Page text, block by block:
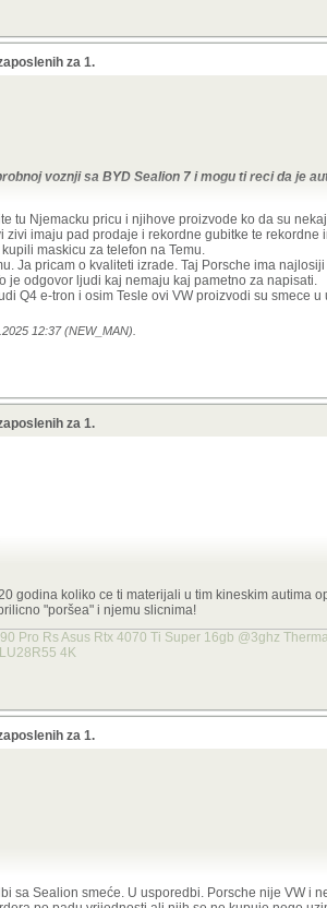
za 1.
voznji sa BYD Sealion 7 i mogu ti reci da je
50t€ više
tu Njemacku pricu i njihove proizvode ko da su
zivi imaju pad prodaje i rekordne gubitke te
maskicu za telefon na Temu.
Ja pricam o kvaliteti izrade. Taj Porsche ima
je odgovor ljudi kaj nemaju kaj pametno za napisati.
Q4 e-tron i osim Tesle ovi VW proizvodi su smece
12:37 (NEW_MAN).
za 1.
bil na probnoj voznji sa BYD Sealion 7 i mogu ti reci
kosta 50k vise!
pusite tu Njemacku pricu i njihove proizvode ko
pametuje. Svi zivi imaju pad prodaje i rekordne
samo zato jer ste neki put kupili maskicu za telefon
u njemu. Ja pricam o kvaliteti izrade. Taj Porsche
Jelda? To je odgovor ljudi kaj nemaju kaj
godina koliko ce ti materijali u tim kineskim autima
"poršea" i njemu slicnima!
Pro Rs Asus Rtx 4070 Ti Super 16gb @3ghz
4K
za 1.
kaže...
sa Sealion smeće. U usporedbi. Porsche nije VW i